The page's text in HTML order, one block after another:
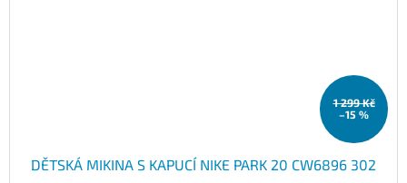
1 299 Kč
–15 %
DĚTSKÁ MIKINA S KAPUCÍ NIKE PARK 20 CW6896 302